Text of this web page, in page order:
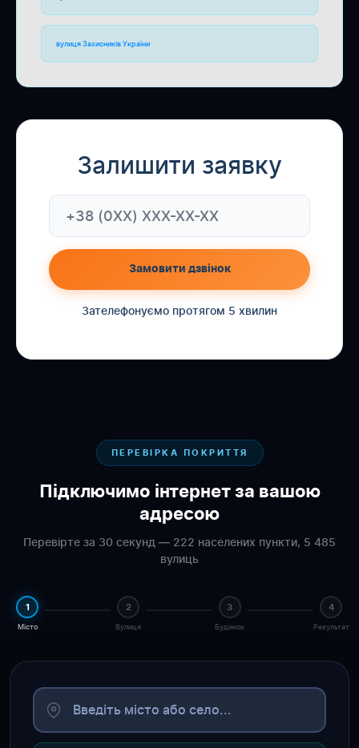
вулиця Захисників України
Залишити заявку
Замовити дзвінок
Зателефонуємо протягом 5 хвилин
ПЕРЕВІРКА ПОКРИТТЯ
Підключимо інтернет за вашою
адресою
Перевірте за 30 секунд — 222 населених пункти, 5 485
вулиць
1
Місто
2
Вулиця
3
Будинок
4
Результат